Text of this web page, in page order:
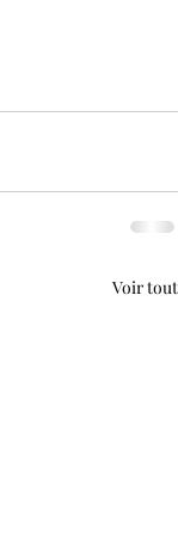
Voir tout